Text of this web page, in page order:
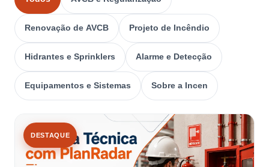
Renovação de AVCB Projeto de Incêndio
Hidrantes e Sprinklers Alarme e Detecção
Equipamentos e Sistemas Sobre a Incen
DESTAQUE